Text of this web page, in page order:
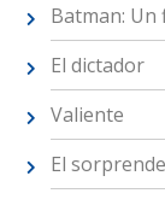
Batman: Un
El dictador
Valiente
El